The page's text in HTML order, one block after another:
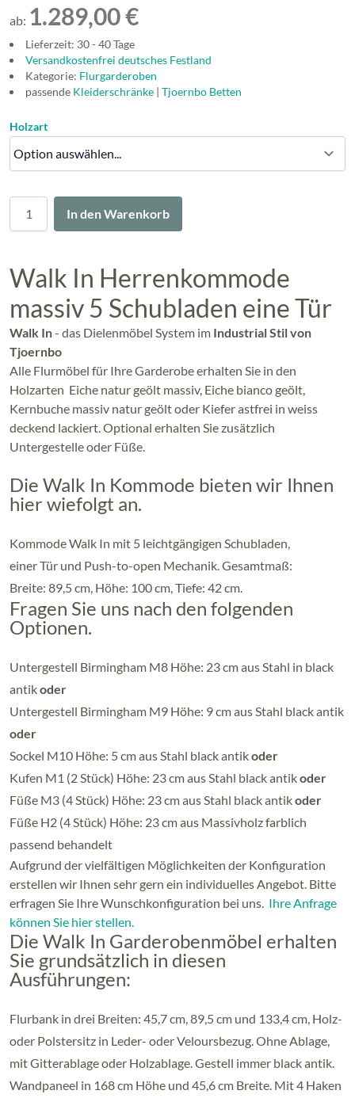
ab: 1.289,00 €
Lieferzeit: 30 - 40 Tage
Versandkostenfrei deutsches Festland
Kategorie: Flurgarderoben
passende Kleiderschränke | Tjoernbo Betten
In den Warenkorb
Holzart
Walk In Herrenkommode
massiv 5 Schubladen eine Tür
Walk In- das Dielenmöbel System im Industrial Stil von
Tjoernbo
Alle Flurmöbel für Ihre Garderobe erhalten Sie in den
Holzarten Eiche natur geölt massiv, Eiche bianco geölt,
Kernbuche massiv natur geölt oder Kiefer astfrei in weiss
deckend lackiert. Optional erhalten Sie zusätzlich
Untergestelle oder Füße.
Die Walk In Kommode bieten wir Ihnen
hier wiefolgt an.
Kommode Walk In mit 5 leichtgängigen Schubladen,
einer Tür und Push-to-open Mechanik. Gesamtmaß:
Breite: 89,5 cm, Höhe: 100 cm, Tiefe: 42 cm.
Fragen Sie uns nach den folgenden
Optionen.
Untergestell Birmingham M8 Höhe: 23 cm aus Stahl in black
antikoder
Untergestell Birmingham M9 Höhe: 9 cm aus Stahl black antik
oder
Sockel M10 Höhe: 5 cm aus Stahl black antikoder
Kufen M1 (2 Stück) Höhe: 23 cm aus Stahl black antikoder
Füße M3 (4 Stück) Höhe: 23 cm aus Stahl black antikoder
Füße H2 (4 Stück) Höhe: 23 cm aus Massivholz farblich
passend behandelt
Aufgrund der vielfältigen Möglichkeiten der Konfiguration
erstellen wir Ihnen sehr gern ein individuelles Angebot. Bitte
erfragen Sie Ihre Wunschkonfiguration bei uns. Ihre Anfrage
können Sie hier stellen.
Die Walk In Garderobenmöbel erhalten
Sie grundsätzlich in diesen
Ausführungen:
Flurbank in drei Breiten: 45,7 cm, 89,5 cm und 133,4 cm, Holz-
oder Polstersitz in Leder- oder Veloursbezug. Ohne Ablage,
mit Gitterablage oder Holzablage. Gestell immer black antik.
Wandpaneel in 168 cm Höhe und 45,6 cm Breite. Mit 4 Haken